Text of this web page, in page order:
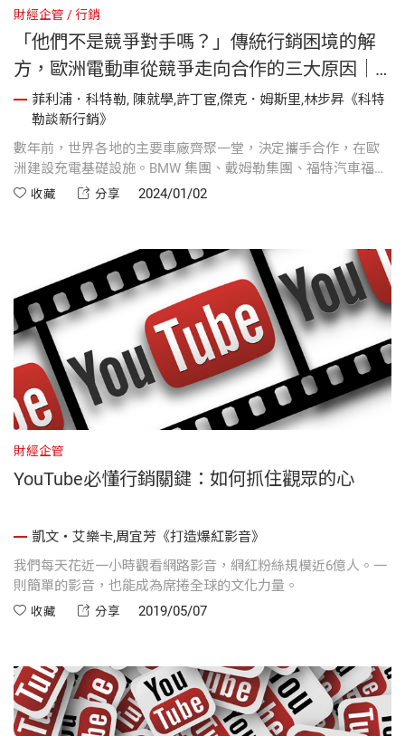
財經企管 行銷
「他們不是競爭對手嗎？」傳統行銷困境的解
方，歐洲電動車從競爭走向合作的三大原因｜
《科特勒談新行銷》
菲利浦．科特勒, 陳就學,許丁宦,傑克．姆斯里,林步昇《科特
勒談新行銷》
數年前，世界各地的主要車廠齊聚一堂，決定攜手合作，在歐
洲建設充電基礎設施。BMW 集團、戴姆勒集團、福特汽車福斯
汽車、奧迪、保時捷集結各自資源。他們擬定了建設充電站的
收藏 分享 2024/01/02
財經企管
YouTube必懂行銷關鍵：如何抓住觀眾的心
凱文・艾樂卡,周宜芳《打造爆紅影音》
我們每天花近一小時觀看網路影音，網紅粉絲規模近6億人。一
則簡單的影音，也能成為席捲全球的文化力量。
收藏 分享 2019/05/07